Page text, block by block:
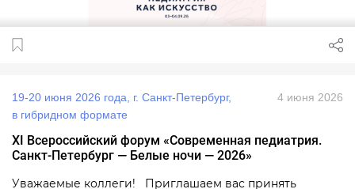
19‑20 июня 2026 года, г. Санкт‑Петербург,
в гибридном формате
4 июня 2026
XI Всероссийский форум «Современная педиатрия.
Санкт‑Петербург — Белые ночи — 2026»
Уважаемые коллеги! Приглашаем вас принять